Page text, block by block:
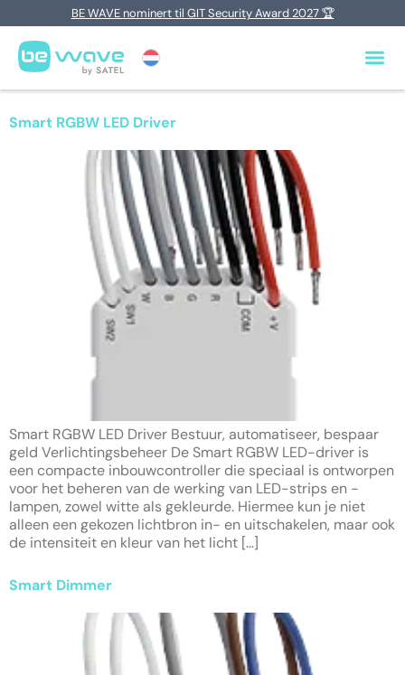
BE WAVE nominert til GIT Security Award 2027 🏆
Smart RGBW LED Driver
Smart RGBW LED Driver Bestuur, automatiseer, bespaar
geld Verlichtingsbeheer De Smart RGBW LED-driver is
een compacte inbouwcontroller die speciaal is ontworpen
voor het beheren van de werking van LED-strips en -
lampen, zowel witte als gekleurde. Hiermee kun je niet
alleen een gekozen lichtbron in- en uitschakelen, maar ook
de intensiteit en kleur van het licht […]
Smart Dimmer